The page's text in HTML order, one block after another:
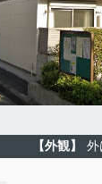
【外観】 外